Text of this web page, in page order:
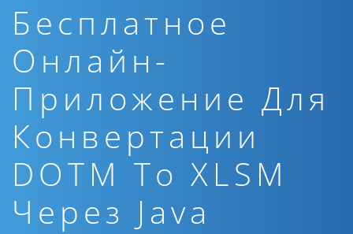
Бесплатное
Онлайн-
Приложение Для
Конвертации
DOTM To XLSM
Через Java